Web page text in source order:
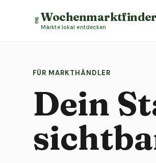
🥬Wochenmarktfinder
Märkte lokal entdecken
FÜR MARKTHÄNDLER
Dein